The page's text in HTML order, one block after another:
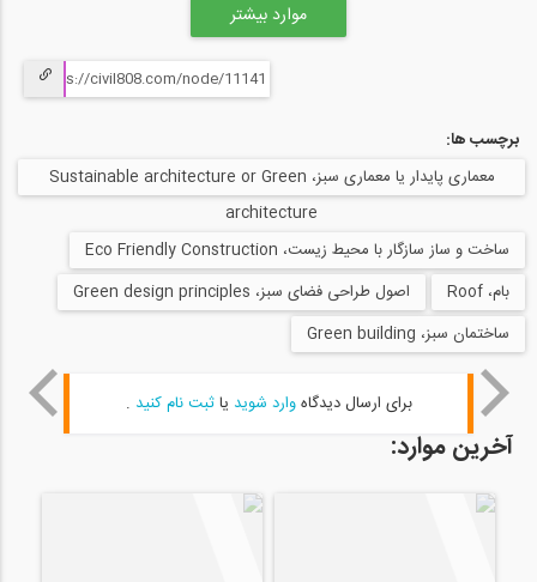
موارد بیشتر
برچسب ها:
معماری پایدار یا معماری سبز، Sustainable architecture or Green
architecture
ساخت و ساز سازگار با محیط زیست، Eco Friendly Construction
بام، Roof
اصول طراحی فضای سبز، Green design principles
ساختمان سبز، Green building
برای ارسال دیدگاهوارد شوید یاثبت نام کنید .
آخرین موارد: